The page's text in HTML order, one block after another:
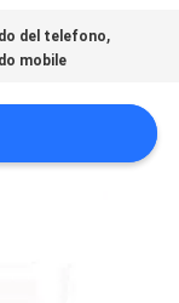
del telefono,
mobile